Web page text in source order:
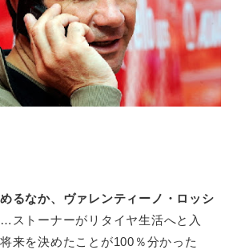
るなか、ヴァレンティーノ・ロッシ
…ストーナーがリタイヤ生活へと入
来を決めたことが100％分かった